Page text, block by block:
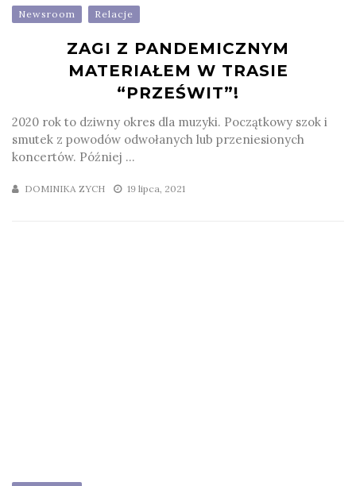
Newsroom Relacje
ZAGI Z PANDEMICZNYM
MATERIAŁEM W TRASIE
“PRZEŚWIT”!
2020 rok to dziwny okres dla muzyki. Początkowy szok i
smutek z powodów odwołanych lub przeniesionych
koncertów. Później ...
DOMINIKA ZYCH 19 lipca, 2021